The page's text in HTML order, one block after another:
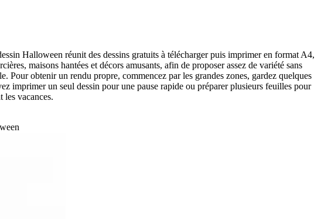
Halloween réunit des dessins gratuits à télécharger puis imprimer en format A4,
maisons hantées et décors amusants, afin de proposer assez de variété sans
Pour obtenir un rendu propre, commencez par les grandes zones, gardez quelques
imprimer un seul dessin pour une pause rapide ou préparer plusieurs feuilles pour
les vacances.